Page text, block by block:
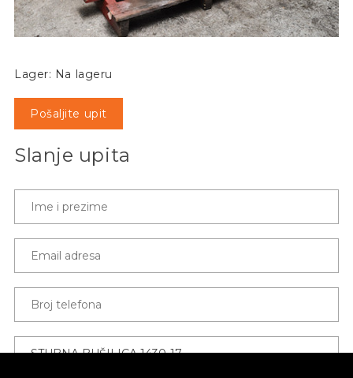
Lager: Na lageru
Pošaljite upit
Slanje upita